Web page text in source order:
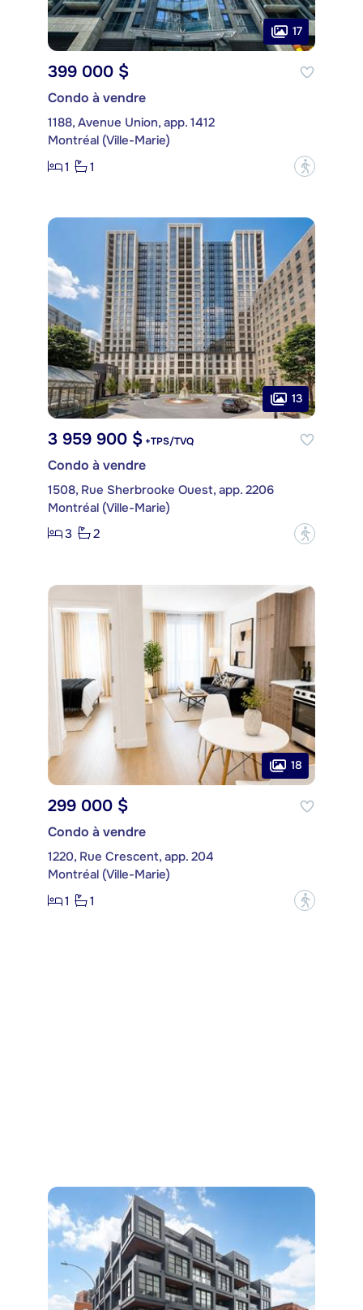
17
399 000 $
Condo à vendre
1188, Avenue Union, app. 1412
Montréal (Ville-Marie)
1
1 ?
13
3 959 900 $ +TPS/TVQ
Condo à vendre
1508, Rue Sherbrooke Ouest, app. 2206
Montréal (Ville-Marie)
3
2 ?
18
299 000 $
Condo à vendre
1220, Rue Crescent, app. 204
Montréal (Ville-Marie)
1
1 ?